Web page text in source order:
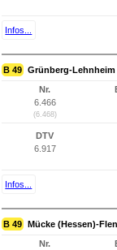
Infos...
B 49 Grünberg-Lehnheim
Nr.
6.466
(6.468)
DTV
6.917
Infos...
B 49 Mücke (Hessen)-
Nr.